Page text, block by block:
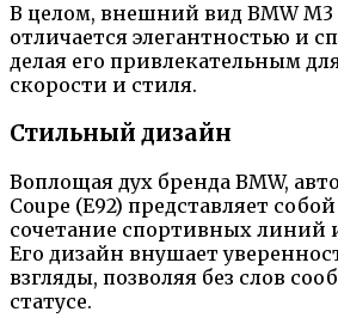
В целом, внешний вид BMW M3
отличается элегантностью и
делая его привлекательным
скорости и стиля.
Стильный дизайн
Воплощая дух бренда BMW,
Coupe (E92) представляет
сочетание спортивных линий
Его дизайн внушает
взгляды, позволяя без слов
статусе.